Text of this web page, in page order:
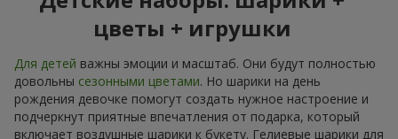
цветы + игрушки
Для детей важны эмоции и масштаб. Они будут полностью
довольны сезонными цветами. Но шарики на день
рождения девочке помогут создать нужное настроение и
подчеркнут приятные впечатления от подарка, который
включает воздушные шарики к букету. Гелиевые шарики для